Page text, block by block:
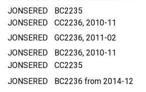
Aku křovinořezy a vyžínače
Aku pily
Aku sekačky
Aku STIHL
JONSERED
BC2235
JONSERED
CC2236, 2010-11
JONSERED
GC2236, 2011-02
JONSERED
BC2236, 2010-11
JONSERED
CC2235
JONSERED
BC2236 from 2014-12